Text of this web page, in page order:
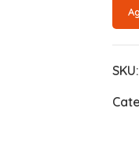
SKU: